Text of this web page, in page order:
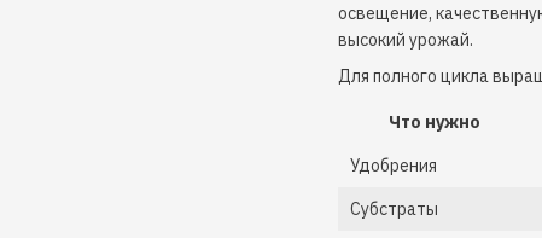
освещение,
высокий урожай.
Для полного цикла
Что нужно
Удобрения
Субстраты